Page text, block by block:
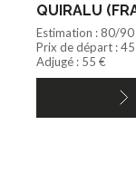
QUIRALU
Estimation : 80/
Prix de départ :
Adjugé : 55 €